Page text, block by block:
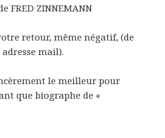
FRED ZINNEMANN
retour, même négatif, (de
mail).
le meilleur pour
que biographe de «